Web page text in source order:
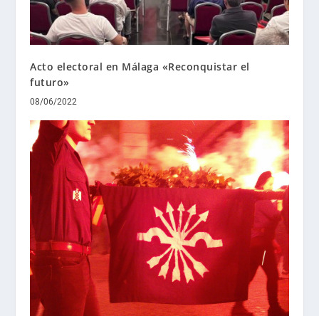
Acto electoral en Málaga «Reconquistar el
futuro»
08/06/2022